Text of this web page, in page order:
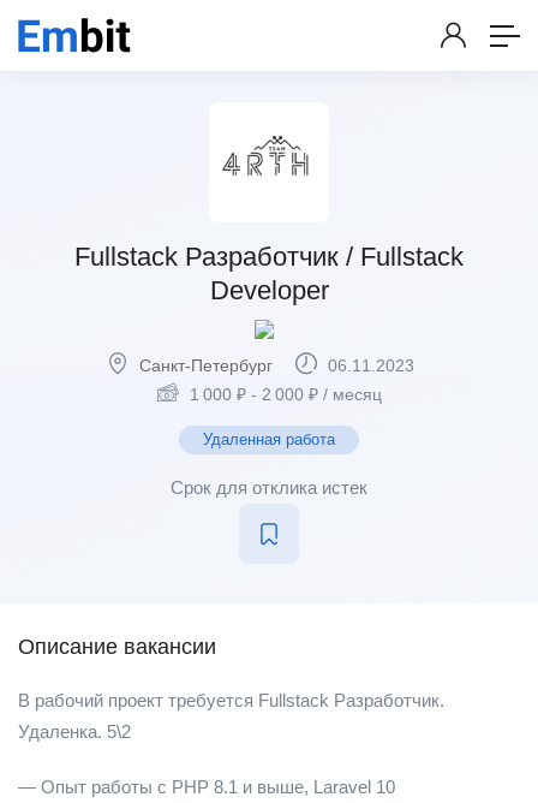
Fullstack Разработчик / Fullstack
Developer
Санкт-Петербург
06.11.2023
1 000 ₽- 2 000 ₽/ месяц
Удаленная работа
Срок для отклика истек
Описание вакансии
В рабочий проект требуется Fullstack Разработчик.
Удаленка. 5\2
— Опыт работы с PHP 8.1 и выше, Laravel 10